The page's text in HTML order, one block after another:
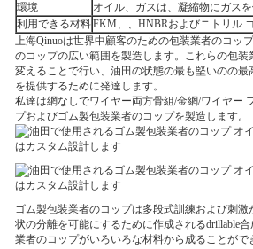
環境
オイル、ガスは、凝縮物にガス
利用できる材料FKM、、HNBRおよびニトリル
上海Qinuoは世界中顧客のための包装業者のコッ
のコップの広い範囲を製造します。これらの包装
変えることで行い、油田の状態の最も堅いのの最
を提供するために発達します。
私達は網なしでワイヤー両方骨組/金網/ワイヤー
プおよびゴム製包装業者のコップを製造します。
ゴム製包装業者のコップは多段式訓練および刺
状の分離を可能にするために作成されるdrillable
業者のコップがいろいろな材料から成ることがで